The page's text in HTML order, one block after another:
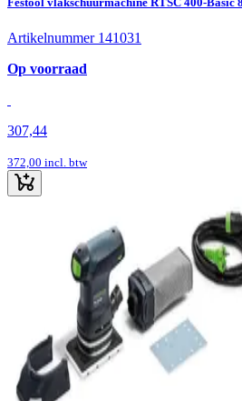
Artikelnummer 141031
Op voorraad
307,44
372,00 incl. btw